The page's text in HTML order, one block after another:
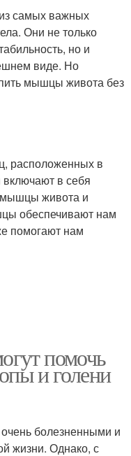
самых важных
Они не только
но и
виде. Но
мышцы живота без
расположенных в
в себя
живота и
обеспечивают нам
помогают нам
помочь
и голени
болезненными и
жизни. Однако, с